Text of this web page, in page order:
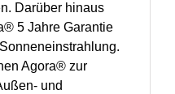
Darüber hinaus
5 Jahre Garantie
Agora® zur
und